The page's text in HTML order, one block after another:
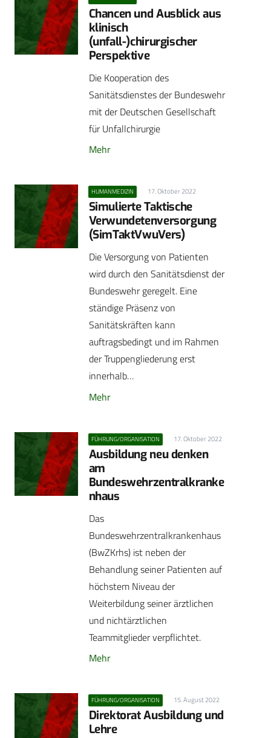
Chancen und Ausblick aus
klinisch
(unfall-)chirurgischer
Perspektive
Die Kooperation des
Sanitätsdienstes der Bundeswehr
mit der Deutschen Gesellschaft
für Unfallchirurgie
Mehr
HUMANMEDIZIN 17. Oktober 2022
Simulierte Taktische
Verwundetenversorgung
(SimTaktVwuVers)
Die Versorgung von Patienten
wird durch den Sanitätsdienst der
Bundeswehr geregelt. Eine
ständige Präsenz von
Sanitätskräften kann
auftragsbedingt und im Rahmen
der Truppengliederung erst
innerhalb…
Mehr
FÜHRUNG/ORGANISATION 17. Oktober 2022
Ausbildung neu denken
am
Bundeswehrzentralkranke
nhaus
Das
Bundeswehrzentralkrankenhaus
(BwZKrhs) ist neben der
Behandlung seiner Patienten auf
höchstem Niveau der
Weiterbildung seiner ärztlichen
und nichtärztlichen
Teammitglieder verpflichtet.
Mehr
FÜHRUNG/ORGANISATION 15. August 2022
Direktorat Ausbildung und
Lehre